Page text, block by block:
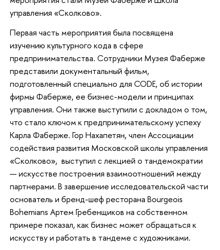
управления «Сколково».
Первая часть мероприятия была посвящена
изучению культурного кода в сфере
предпринимательства. Сотрудники Музея Фаберже
представили документальный фильм,
подготовленный специально для CODE, об истории
фирмы Фаберже, ее бизнес-модели и принципах
управления. Они также выступили с докладом о том,
что стало ключом к предпринимательскому успеху
Карла Фаберже. Гор Нахапетян, член Ассоциации
содействия развития Московской школы управления
«Сколково», выступил с лекцией о тандемократии
— искусстве построения взаимоотношений между
партнерами. В завершение исследовательской части
основатель и бренд-шеф ресторана Bourgeois
Bohemians Артем Гребенщиков на собственном
примере показал, как бизнес может обращаться к
искусству и работать в тандеме с художниками.